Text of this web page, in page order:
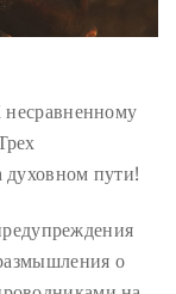
пути!
о